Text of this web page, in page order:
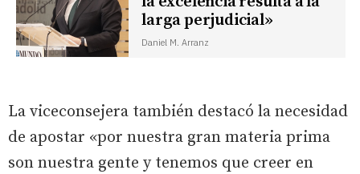
larga perjudicial»
Daniel M. Arranz
La viceconsejera también destacó la necesidad
de apostar «por nuestra gran materia prima
son nuestra gente y tenemos que creer en